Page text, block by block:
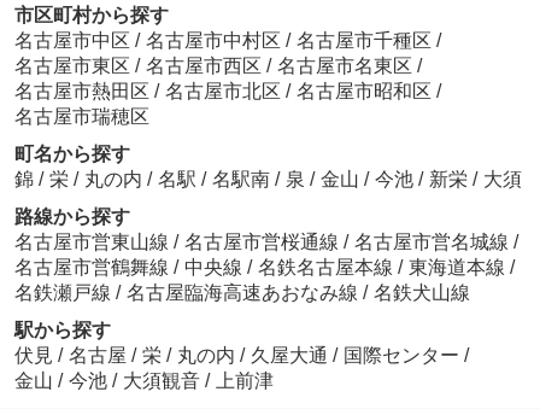
市区町村から探す
名古屋市中区 / 名古屋市中村区 / 名古屋市千種区 /
名古屋市東区 / 名古屋市西区 / 名古屋市名東区 /
名古屋市熱田区 / 名古屋市北区 / 名古屋市昭和区 /
名古屋市瑞穂区
町名から探す
錦 / 栄 / 丸の内 / 名駅 / 名駅南 / 泉 / 金山 / 今池 / 新栄 / 大須
路線から探す
名古屋市営東山線 / 名古屋市営桜通線 / 名古屋市営名城線 /
名古屋市営鶴舞線 / 中央線 / 名鉄名古屋本線 / 東海道本線 /
名鉄瀬戸線 / 名古屋臨海高速あおなみ線 / 名鉄犬山線
駅から探す
伏見 / 名古屋 / 栄 / 丸の内 / 久屋大通 / 国際センター /
金山 / 今池 / 大須観音 / 上前津